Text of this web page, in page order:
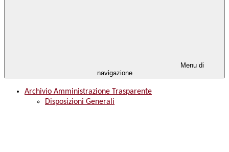
Menu di
navigazione
Archivio Amministrazione Trasparente
Disposizioni Generali